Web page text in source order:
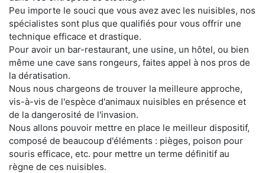
Peu importe le souci que vous avez avec les nuisibles, nos
spécialistes sont plus que qualifiés pour vous offrir une
technique efficace et drastique.
Pour avoir un bar-restaurant, une usine, un hôtel, ou bien
même une cave sans rongeurs, faites appel à nos pros de
la dératisation.
Nous nous chargeons de trouver la meilleure approche,
vis-à-vis de l'espèce d'animaux nuisibles en présence et
de la dangerosité de l'invasion.
Nous allons pouvoir mettre en place le meilleur dispositif,
composé de beaucoup d'éléments : pièges, poison pour
souris efficace, etc. pour mettre un terme définitif au
règne de ces nuisibles.